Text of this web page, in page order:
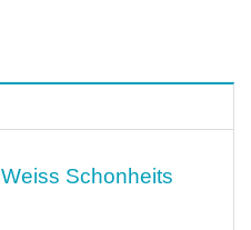
Schonheits